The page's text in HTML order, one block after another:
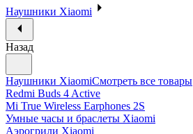
Наушники Xiaomi
Назад
Наушники XiaomiСмотреть все товары
Redmi Buds 4 Active
Mi True Wireless Earphones 2S
Умные часы и браслеты Xiaomi
Аэрогрили Xiaomi